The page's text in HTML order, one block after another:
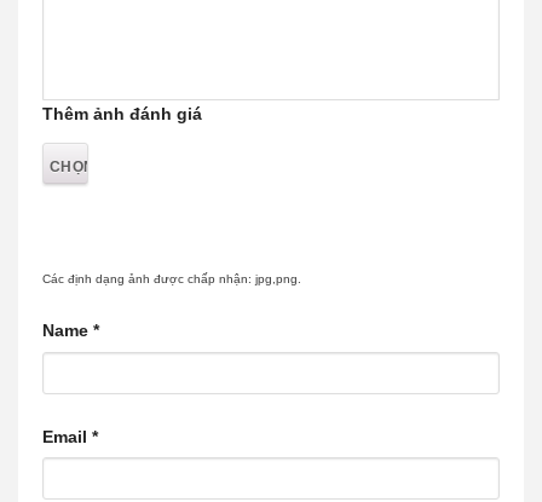
Thêm ảnh đánh giá
Các định dạng ảnh được chấp nhận: jpg,png.
Name *
Email *